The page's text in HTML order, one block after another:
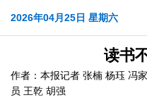
2026年04月25日 星期六
读书
作者：本报记者 张楠 杨珏 冯
员 王乾 胡强